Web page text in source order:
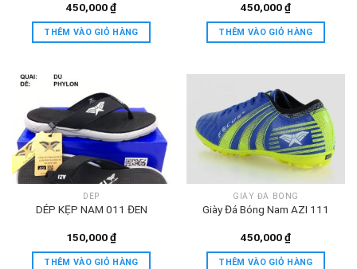
450,000₫
THÊM VÀO GIỎ HÀNG
450,000₫
THÊM VÀO GIỎ HÀNG
DÉP
DÉP KẸP NAM 011 ĐEN
150,000₫
THÊM VÀO GIỎ HÀNG
GIÀY ĐÁ BÓNG
Giày Đá Bóng Nam AZI 111
450,000₫
THÊM VÀO GIỎ HÀNG